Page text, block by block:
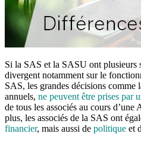
Si la SAS et la SASU ont plusieurs
divergent notamment sur le
SAS, les grandes décisions comme
annuels, ne peuvent être prises par
de tous les associés au cours
plus, les associés de la SAS ont
financier, mais aussi de politique et